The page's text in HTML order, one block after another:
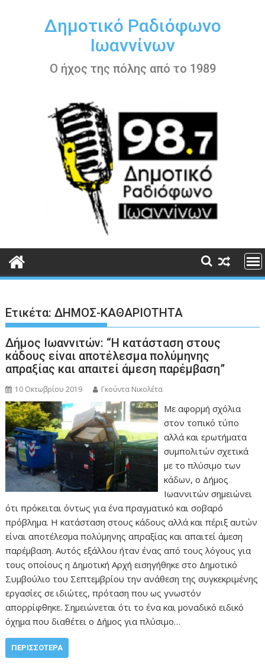
περιεχόμενοΔημοτικό Ραδιόφωνο
Ιωαννίνων
Ο ήχος της πόλης από το 1989
Ετικέτα:ΔΗΜΟΣ-ΚΑΘΑΡΙΟΤΗΤΑ
Δήμος Ιωαννιτών: “Η κατάσταση στους
κάδους είναι αποτέλεσμα πολύμηνης
απραξίας και απαιτεί άμεση παρέμβαση”
10 Οκτωβρίου 2019 Γκούντα Νικολέτα
Με αφορμή σχόλια
στον τοπικό τύπο
αλλά και ερωτήματα
συμπολιτών σχετικά
με το πλύσιμο των
κάδων, ο Δήμος
Ιωαννιτών σημειώνει
ότι πρόκειται όντως για ένα πραγματικό και σοβαρό
πρόβλημα. Η κατάσταση στους κάδους αλλά και πέριξ αυτών
είναι αποτέλεσμα πολύμηνης απραξίας και απαιτεί άμεση
παρέμβαση. Αυτός εξάλλου ήταν ένας από τους λόγους για
τους οποίους η Δημοτική Αρχή εισηγήθηκε στο Δημοτικό
Συμβούλιο του Σεπτεμβρίου την ανάθεση της συγκεκριμένης
εργασίες σε ιδιώτες, πρόταση που ως γνωστόν
απορρίφθηκε. Σημειώνεται ότι το ένα και μοναδικό ειδικό
όχημα που διαθέτει ο Δήμος για πλύσιμο…
ΠΕΡΙΣΣΌΤΕΡΑ